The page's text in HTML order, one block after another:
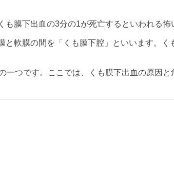
も膜下出血の3分の1が死亡するといわれる怖
軟膜の間を「くも膜下腔」といいます。
つです。ここでは、くも膜下出血の原因